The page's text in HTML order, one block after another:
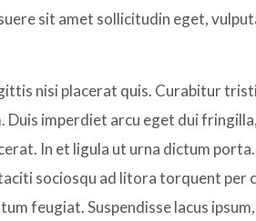
sit amet sollicitudin eget,
nisi placerat quis. Curabitur
Duis imperdiet arcu eget dui
In et ligula ut urna dictum
sociosqu ad litora torquent per
feugiat. Suspendisse lacus